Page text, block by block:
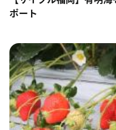
ポート